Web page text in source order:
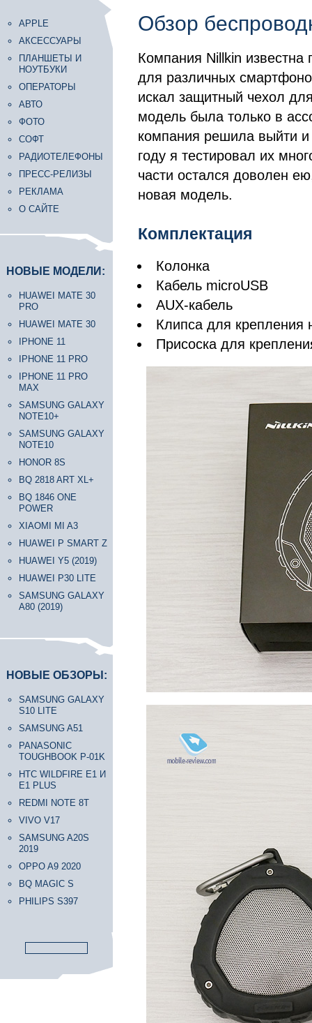
APPLE
АКСЕССУАРЫ
ПЛАНШЕТЫ И
НОУТБУКИ
ОПЕРАТОРЫ
АВТО
ФОТО
СОФТ
РАДИОТЕЛЕФОНЫ
ПРЕСС-РЕЛИЗЫ
РЕКЛАМА
О САЙТЕ
НОВЫЕ МОДЕЛИ:
HUAWEI MATE 30
PRO
HUAWEI MATE 30
IPHONE 11
IPHONE 11 PRO
IPHONE 11 PRO
MAX
SAMSUNG GALAXY
NOTE10+
SAMSUNG GALAXY
NOTE10
HONOR 8S
BQ 2818 ART XL+
BQ 1846 ONE
POWER
XIAOMI MI A3
HUAWEI P SMART Z
HUAWEI Y5 (2019)
HUAWEI P30 LITE
SAMSUNG GALAXY
A80 (2019)
НОВЫЕ ОБЗОРЫ:
SAMSUNG GALAXY
S10 LITE
SAMSUNG A51
PANASONIC
TOUGHBOOK P-01K
HTC WILDFIRE E1 И
E1 PLUS
REDMI NOTE 8T
VIVO V17
SAMSUNG A20S
2019
OPPO A9 2020
BQ MAGIC S
PHILIPS S397
Обзор
Компания Nillkin
для различных
искал защитный чехол
модель была только в
компания решила выйти
году я тестировал их
части остался доволен
новая модель.
Комплектация
Колонка
Кабель microUSB
AUX-кабель
Клипса для крепления
Присоска для